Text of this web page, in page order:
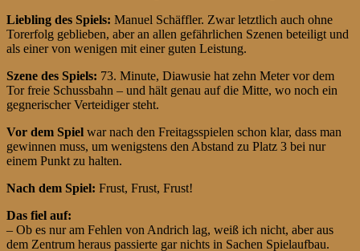
Liebling des Spiels: Manuel Schäffler. Zwar letztlich auch ohne
Torerfolg geblieben, aber an allen gefährlichen Szenen beteiligt und
als einer von wenigen mit einer guten Leistung.
Szene des Spiels: 73. Minute, Diawusie hat zehn Meter vor dem
Tor freie Schussbahn – und hält genau auf die Mitte, wo noch ein
gegnerischer Verteidiger steht.
Vor dem Spiel war nach den Freitagsspielen schon klar, dass man
gewinnen muss, um wenigstens den Abstand zu Platz 3 bei nur
einem Punkt zu halten.
Nach dem Spiel: Frust, Frust, Frust!
Das fiel auf:
– Ob es nur am Fehlen von Andrich lag, weiß ich nicht, aber aus
dem Zentrum heraus passierte gar nichts in Sachen Spielaufbau.